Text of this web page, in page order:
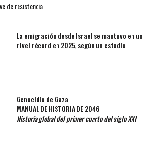
de resistencia
La emigración desde Israel se mantuvo en un
nivel récord en 2025, según un estudio
Genocidio de Gaza
MANUAL DE HISTORIA DE 2046
Historia global del primer cuarto del siglo XXI